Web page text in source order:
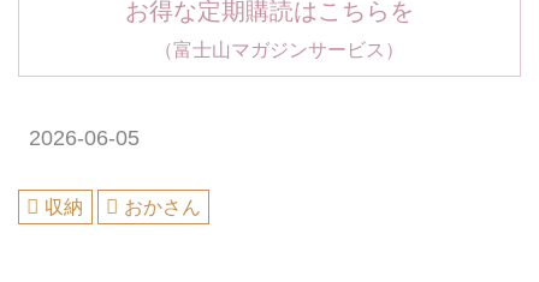
お得な定期購読はこちらを
（富士山マガジンサービス）
2026-06-05
収納 おかさん